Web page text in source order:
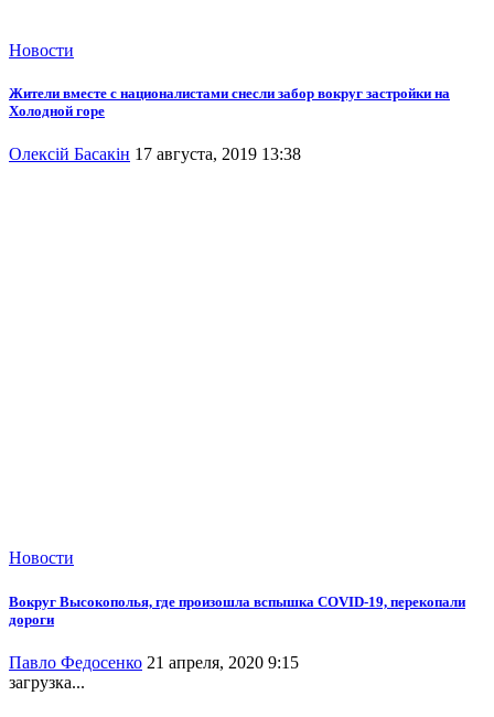
Новости
Жители вместе с националистами снесли забор вокруг застройки на
Холодной горе
Олексій Басакін 17 августа, 2019 13:38
Новости
Вокруг Высокополья, где произошла вспышка COVID-19, перекопали
дороги
Павло Федосенко 21 апреля, 2020 9:15
загрузка...